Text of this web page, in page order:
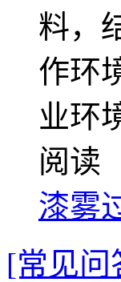
料，
作环
业环
阅读
漆雾
[常见问